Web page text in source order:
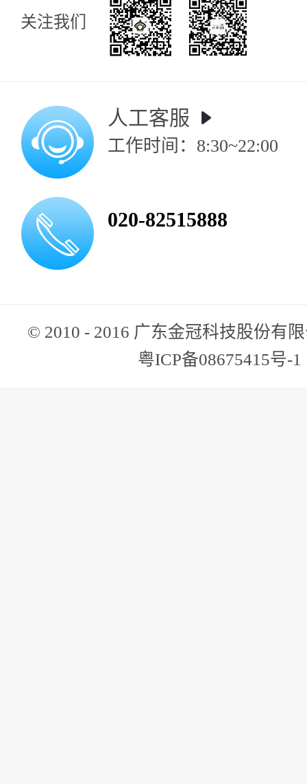
关注我们
人工客服
工作时间：8:30~22:00
020-82515888
© 2010 - 2016 广东金冠科技股份有
粤ICP备08675415号-1